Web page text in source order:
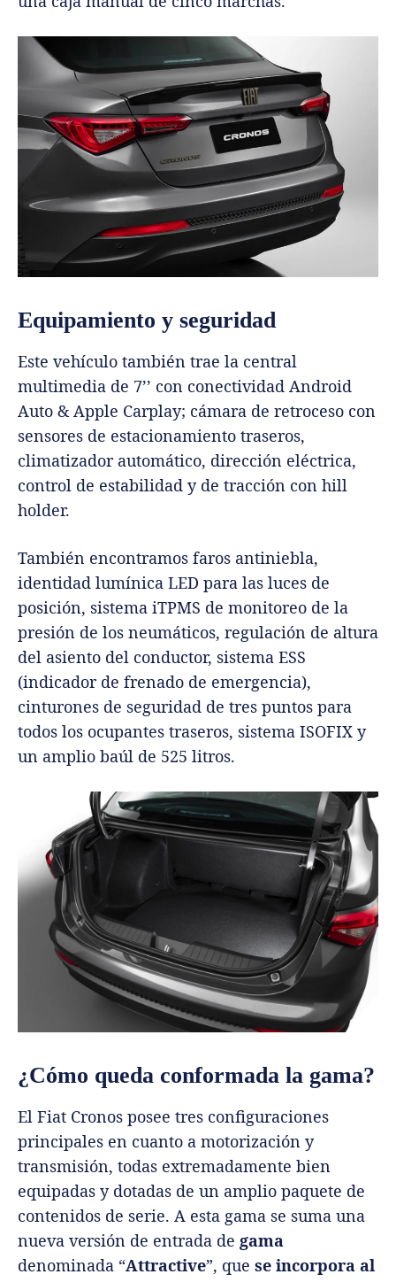
Equipamiento y seguridad
Este vehículo también trae la central
multimedia de 7’’ con conectividad Android
Auto & Apple Carplay; cámara de retroceso con
sensores de estacionamiento traseros,
climatizador automático, dirección eléctrica,
control de estabilidad y de tracción con hill
holder.
También encontramos faros antiniebla,
identidad lumínica LED para las luces de
posición, sistema iTPMS de monitoreo de la
presión de los neumáticos, regulación de altura
del asiento del conductor, sistema ESS
(indicador de frenado de emergencia),
cinturones de seguridad de tres puntos para
todos los ocupantes traseros, sistema ISOFIX y
un amplio baúl de 525 litros.
¿Cómo queda conformada la gama?
El Fiat Cronos posee tres configuraciones
principales en cuanto a motorización y
transmisión, todas extremadamente bien
equipadas y dotadas de un amplio paquete de
contenidos de serie. A esta gama se suma una
nueva versión de entrada de gama
denominada “Attractive”, que se incorpora al